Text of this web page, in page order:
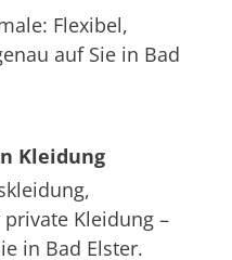
Flexibel,
auf Sie in Bad
Kleidung
Kleidung –
in Bad Elster.